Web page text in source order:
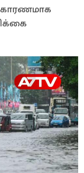
காரணமாக